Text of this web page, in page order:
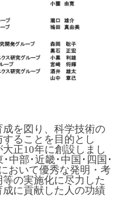
を図り、科学技術の
ることを目的とし
正10年に創設しまし
中部･近畿･中国･四国･
おいて優秀な発明・考
の実施化に尽力した
に貢献した人の功績